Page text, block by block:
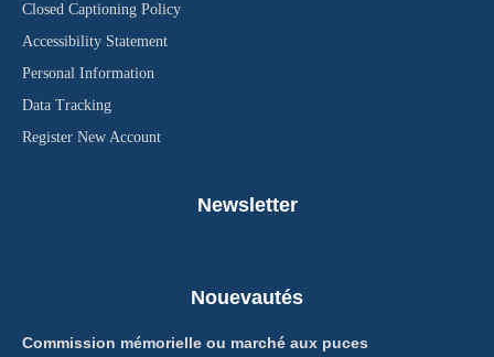
Closed Captioning Policy
Accessibility Statement
Personal Information
Data Tracking
Register New Account
Newsletter
Nouevautés
Commission mémorielle ou marché aux puces